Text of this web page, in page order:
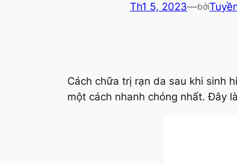
Th1 5, 2023—bởi
Cách chữa trị rạn da sau khi sinh
một cách nhanh chóng nhất. Đây